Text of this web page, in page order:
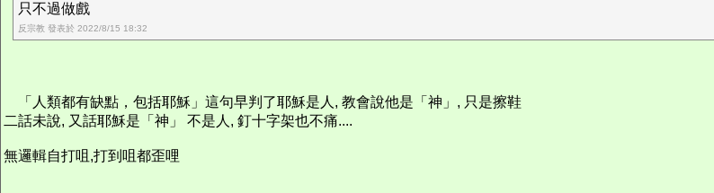
只不過做戲
反宗教 發表於 2022/8/15 18:32
「人類都有缺點，包括耶穌」這句早判了耶穌是人, 教會說他是「神」, 只是擦鞋
二話未說, 又話耶穌是「神」 不是人, 釘十字架也不痛....
無邏輯自打咀,打到咀都歪哩